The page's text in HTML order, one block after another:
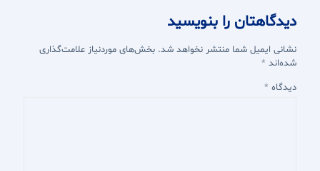
دیدگاهتان را بنویسید
نشانی ایمیل شما منتشر نخواهد شد. بخش‌های موردنیاز علامت‌گذاری
شده‌اند *
دیدگاه *